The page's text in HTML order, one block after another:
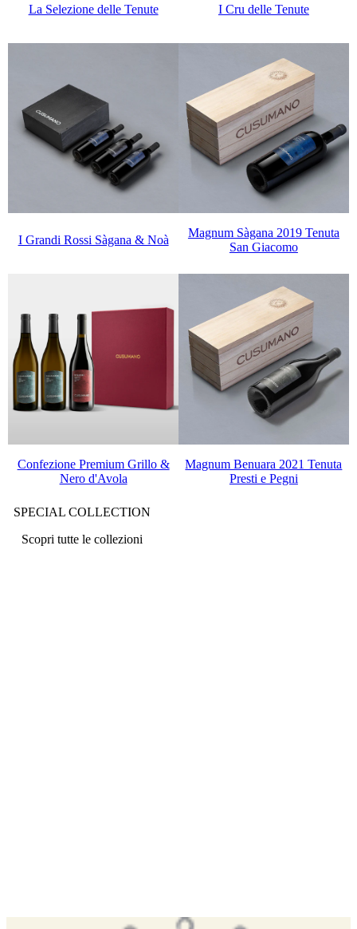
La Selezione delle Tenute I Cru delle Tenute
I Grandi Rossi Sàgana & Noà
Magnum Sàgana 2019 Tenuta
San Giacomo
Confezione Premium Grillo &
Nero d'Avola
Magnum Benuara 2021 Tenuta
Presti e Pegni
SPECIAL COLLECTION
Scopri tutte le collezioni